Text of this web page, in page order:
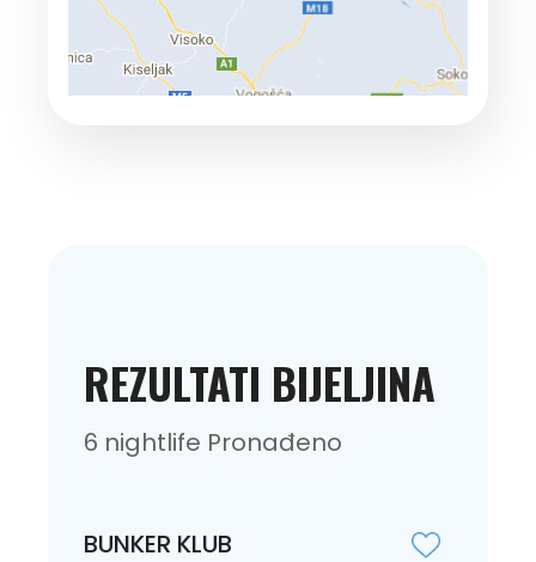
REZULTATI BIJELJINA
6 nightlife Pronađeno
BUNKER KLUB